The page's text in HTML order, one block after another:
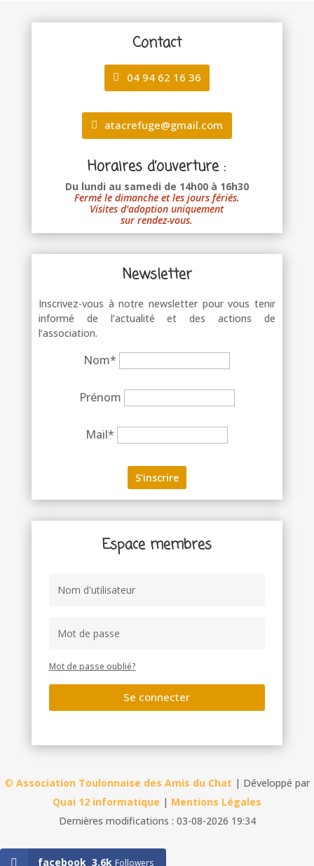
Contact
04 94 62 16 36
atacrefuge@gmail.com
Horaires d’ouverture :
Du lundi au samedi de 14h00 à 16h30
Fermé le dimanche et les jours fériés.
Visites d’adoption uniquement
sur rendez-vous.
Newsletter
Inscrivez-vous à notre newsletter pour vous tenir
informé de l’actualité et des actions de
l’association.
Nom*
Prénom
Mail*
Espace membres
Mot de passe oublié?
Se connecter
© Association Toulonnaise des Amis du Chat | Développé par
Quai 12 informatique | Mentions Légales
Dernières modifications : 03-08-2026 19:34
facebook 3.6k Followers